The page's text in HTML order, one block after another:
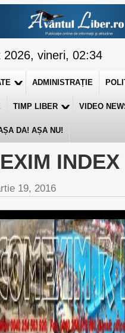
2026, vineri, 02:34
ADMINISTRAȚIE
TIMP LIBER VIDEO
DA! AȘA NU!
INDEX
19, 2016